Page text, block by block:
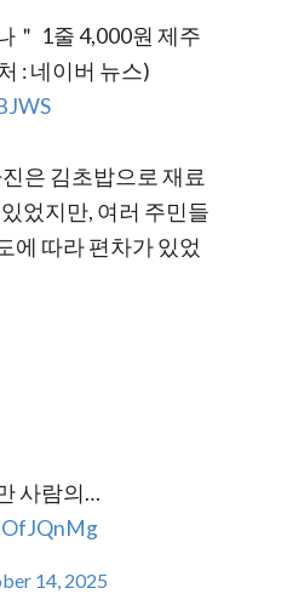
＂ 1줄 4,000원 제주
: 네이버 뉴스)
은 김초밥으로 재료
었지만, 여러 주민들
에 따라 편차가 있었
사람의…
14, 2025